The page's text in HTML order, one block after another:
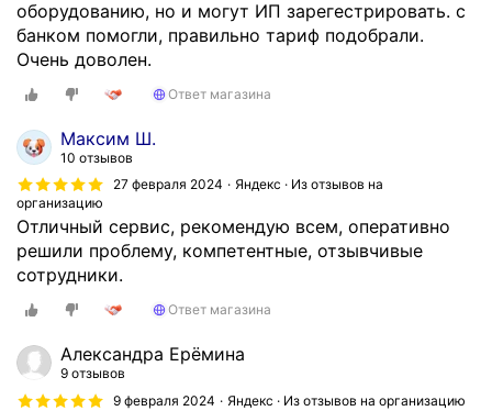
оборудованию, но и могут ИП зарегестрировать. с
банком помогли, правильно тариф подобрали.
Очень доволен.
Ответ магазина
Максим Ш.
10 отзывов
27 февраля 2024
Яндекс · Из отзывов на
организацию
Отличный сервис, рекомендую всем, оперативно
решили проблему, компетентные, отзывчивые
сотрудники.
Ответ магазина
Александра Ерёмина
9 отзывов
9 февраля 2024
Яндекс · Из отзывов на организацию